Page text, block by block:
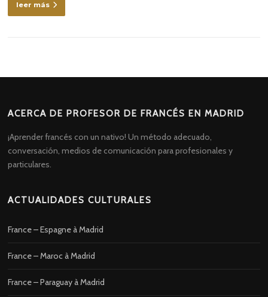
leer más
ACERCA DE PROFESOR DE FRANCÉS EN MADRID
¡Aprender francés con un nativo! Un método adecuado,
conversación, medios de comunicación para profesionales y
particulares.
ACTUALIDADES CULTURALES
France – Espagne à Madrid
France – Maroc à Madrid
France – Paraguay à Madrid